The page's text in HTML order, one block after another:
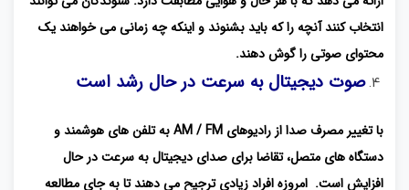
انتخاب کنند آنچه را که باید بشنوند و اینکه چه زمانی می خواهند یک
محتوای صوتی را گوش دهند.
صوت دیجیتال به سرعت در حال رشد است
با تغییر مصرف صدا از رادیوهای AM / FM به تلفن های هوشمند و
دستگاه های متصل، تقاضا برای صدای دیجیتال به سرعت در حال
افزایش است. امروزه افراد زیادی ترجیح می دهند تا به جای مطالعه